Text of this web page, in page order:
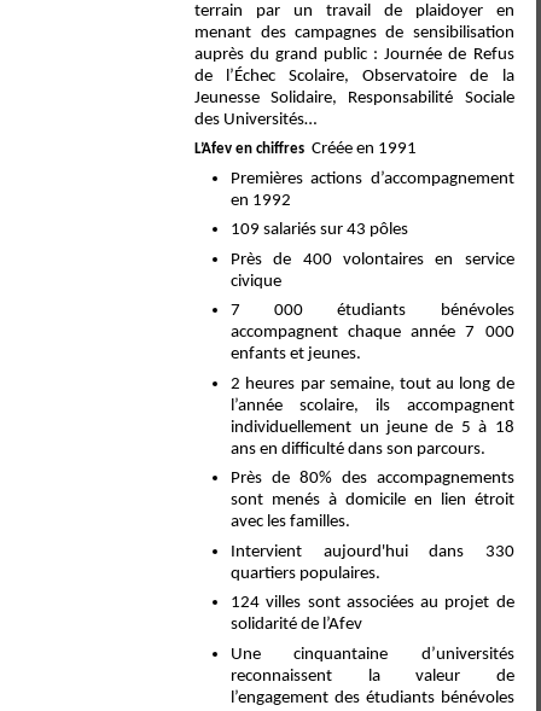
terrain par un travail de plaidoyer en
menant des campagnes de sensibilisation
auprès du grand public : Journée de Refus
de l’Échec Scolaire, Observatoire de la
Jeunesse Solidaire, Responsabilité Sociale
des Universités…
L’Afev en chiffresCréée en 1991
Premières actions d’accompagnement
en 1992
109 salariés sur 43 pôles
Près de 400 volontaires en service
civique
7 000 étudiants bénévoles
accompagnent chaque année 7 000
enfants et jeunes.
2 heures par semaine, tout au long de
l’année scolaire, ils accompagnent
individuellement un jeune de 5 à 18
ans en difficulté dans son parcours.
Près de 80% des accompagnements
sont menés à domicile en lien étroit
avec les familles.
Intervient aujourd'hui dans 330
quartiers populaires.
124 villes sont associées au projet de
solidarité de l’Afev
Une cinquantaine d’universités
reconnaissent la valeur de
l’engagement des étudiants bénévoles